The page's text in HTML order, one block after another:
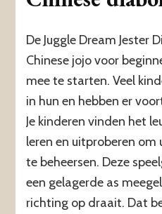
De Juggle Dream Jester
Chinese jojo voor
mee te starten. Veel
in hun en hebben er
Je kinderen vinden het
leren en uitproberen
te beheersen. Deze
een gelagerde as
richting op draait. Dat